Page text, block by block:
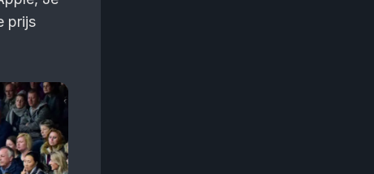
prijs